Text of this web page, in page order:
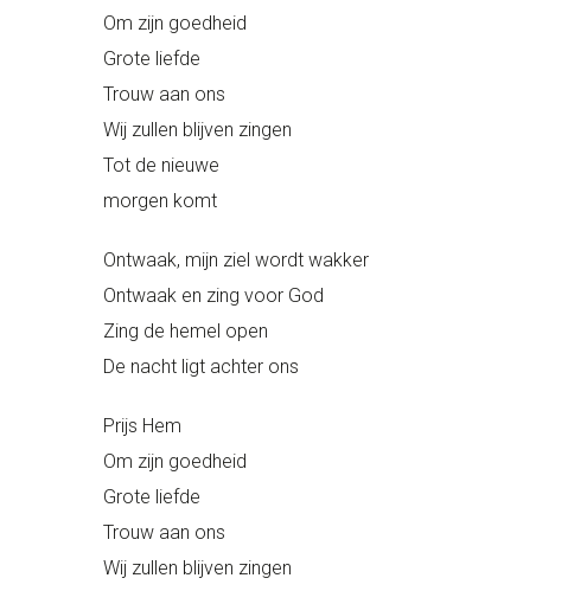
Om zijn goedheid
Grote liefde
Trouw aan ons
Wij zullen blijven zingen
Tot de nieuwe
morgen komt
Ontwaak, mijn ziel wordt wakker
Ontwaak en zing voor God
Zing de hemel open
De nacht ligt achter ons
Prijs Hem
Om zijn goedheid
Grote liefde
Trouw aan ons
Wij zullen blijven zingen